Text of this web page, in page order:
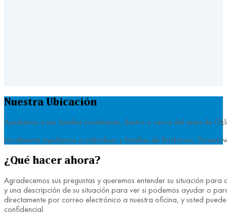
Nuestra Ubicación
Ayudamos a las familias localmente, dentro o cerca del área de
Localmente ayudamos a individuos y familias de Bricktown,
¿Qué hacer ahora?
Agradecemos sus preguntas y queremos entender su situación
y una descripción de su situación para ver si podemos ayudar o
directamente por correo electrónico a nuestra oficina, y usted
confidencial.